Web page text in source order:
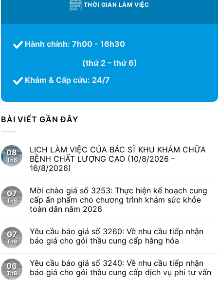
THỜI GIAN LÀM VIỆC
Hành chính: 7h00 - 16h30
(thứ 2 – thứ 6)
Khám & Cấp cứu: 24/7
BÀI VIẾT GẦN ĐÂY
08
Th8
LỊCH LÀM VIỆC CỦA BÁC SĨ KHU KHÁM CHỮA
BỆNH CHẤT LƯỢNG CAO (10/8/2026 –
16/8/2026)
07
Th8
Mời chào giá số 3253: Thực hiện kế hoạch cung
cấp ấn phẩm cho chương trình khám sức khỏe
toàn dân năm 2026
07
Th8
Yêu cầu báo giá số 3260: Về nhu cầu tiếp nhận
báo giá cho gói thầu cung cấp hàng hóa
06
Th8
Yêu cầu báo giá số 3240: Về nhu cầu tiếp nhận
báo giá cho gói thầu cung cấp dịch vụ phi tư vấn